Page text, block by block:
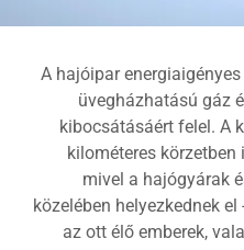
A hajóipar
üvegházhatású gáz
kibocsátásáért felel. A
kilométeres körzetben
mivel a hajógyárak
közelében helyezkednek
az ott élő emberek,